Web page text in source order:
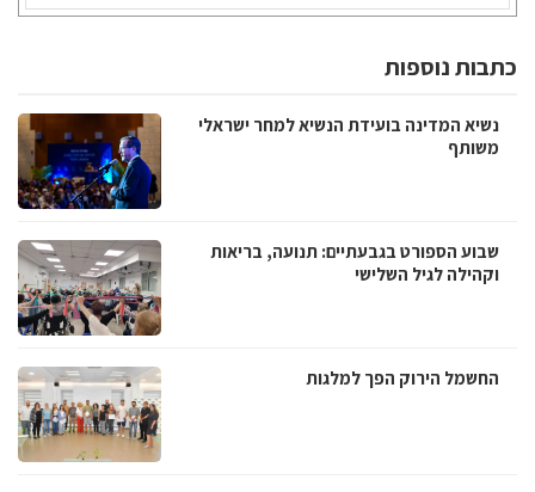
כתבות נוספות
נשיא המדינה בועידת הנשיא למחר ישראלי
משותף
שבוע הספורט בגבעתיים: תנועה, בריאות
וקהילה לגיל השלישי
החשמל הירוק הפך למלגות